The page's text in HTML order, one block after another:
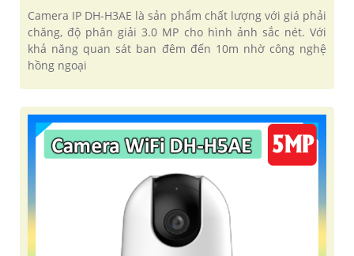
Camera IP DH-H3AE là sản phẩm chất lượng với giá phải
chăng, độ phân giải 3.0 MP cho hình ảnh sắc nét. Với
khả năng quan sát ban đêm đến 10m nhờ công nghệ
hồng ngoại